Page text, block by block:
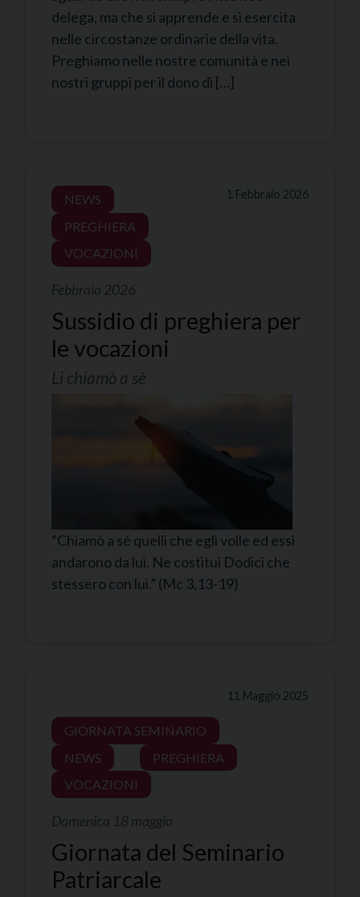
delega, ma che si apprende e si esercita
nelle circostanze ordinarie della vita.
Preghiamo nelle nostre comunità e nei
nostri gruppi per il dono di […]
1 Febbraio 2026
NEWS
PREGHIERA
VOCAZIONI
Febbraio 2026
Sussidio di preghiera per
le vocazioni
Li chiamò a sè
“Chiamò a sé quelli che egli volle ed essi
andarono da lui. Ne costituì Dodici che
stessero con lui.” (Mc 3,13-19)
11 Maggio 2025
GIORNATA SEMINARIO
NEWS
PREGHIERA
VOCAZIONI
Domenica 18 maggio
Giornata del Seminario
Patriarcale